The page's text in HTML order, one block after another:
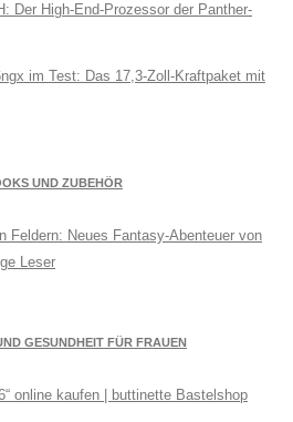
Der High-End-Prozessor der Panther-
im Test: Das 17,3-Zoll-Kraftpaket mit
UND ZUBEHÖR
Feldern: Neues Fantasy-Abenteuer von
Leser
GESUNDHEIT FÜR FRAUEN
online kaufen | buttinette Bastelshop